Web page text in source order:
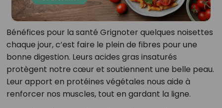
Bénéfices pour la santé Grignoter quelques noisettes
chaque jour, c’est faire le plein de fibres pour une
bonne digestion. Leurs acides gras insaturés
protègent notre cœur et soutiennent une belle peau.
Leur apport en protéines végétales nous aide à
renforcer nos muscles, tout en gardant la ligne.